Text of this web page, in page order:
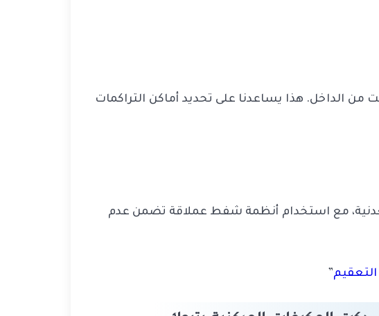
من الداخل. هذا يساعدنا على تحديد أماكن التراكمات
مع استخدام أنظمة شفط عملاقة تضمن عدم
”